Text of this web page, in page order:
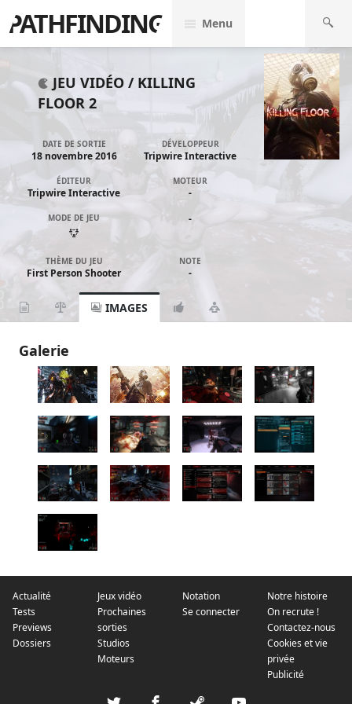
PATHFINDING Menu
JEU VIDÉO / KILLING
FLOOR 2
DATE DE SORTIE
18 novembre 2016
DÉVELOPPEUR
Tripwire Interactive
ÉDITEUR
Tripwire Interactive
MOTEUR
-
MODE DE JEU -
THÈME DU JEU
First Person Shooter
NOTE
-
IMAGES
Galerie
Actualité
Tests
Previews
Dossiers
Jeux vidéo
Prochaines
sorties
Studios
Moteurs
Notation
Se connecter
Notre histoire
On recrute !
Contactez-nous
Cookies et vie
privée
Publicité